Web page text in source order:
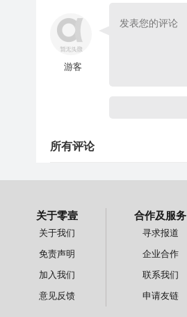
游客
所有评论
关于零壹
关于我们
免责声明
加入我们
意见反馈
合作及服务
寻求报道
企业合作
联系我们
申请友链